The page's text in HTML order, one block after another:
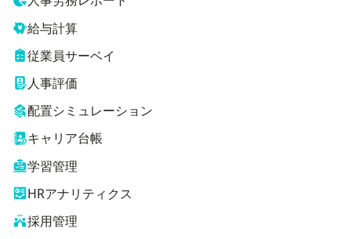
給与計算
従業員サーベイ
人事評価
配置シミュレーション
キャリア台帳
学習管理
HRアナリティクス
採用管理